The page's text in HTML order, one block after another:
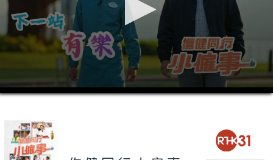
0
seconds
minutes,
seconds